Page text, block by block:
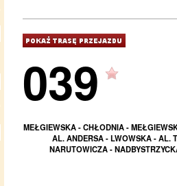
039
MEŁGIEWSKA - CHŁODNIA -
AL. ANDERSA - LWOWSKA - AL.
NARUTOWICZA -